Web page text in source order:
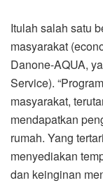
Itulah salah satu
masyarakat
Danone-AQUA,
Service).
masyarakat,
mendapatkan
rumah. Yang
menyediakan
dan keinginan